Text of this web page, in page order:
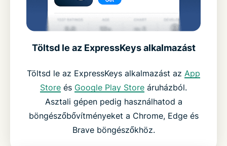
Töltsd le az ExpressKeys alkalmazást
Töltsd le az ExpressKeys alkalmazást az App
Store és Google Play Store áruházból.
Asztali gépen pedig használhatod a
böngészőbővítményeket a Chrome, Edge és
Brave böngészőkhöz.